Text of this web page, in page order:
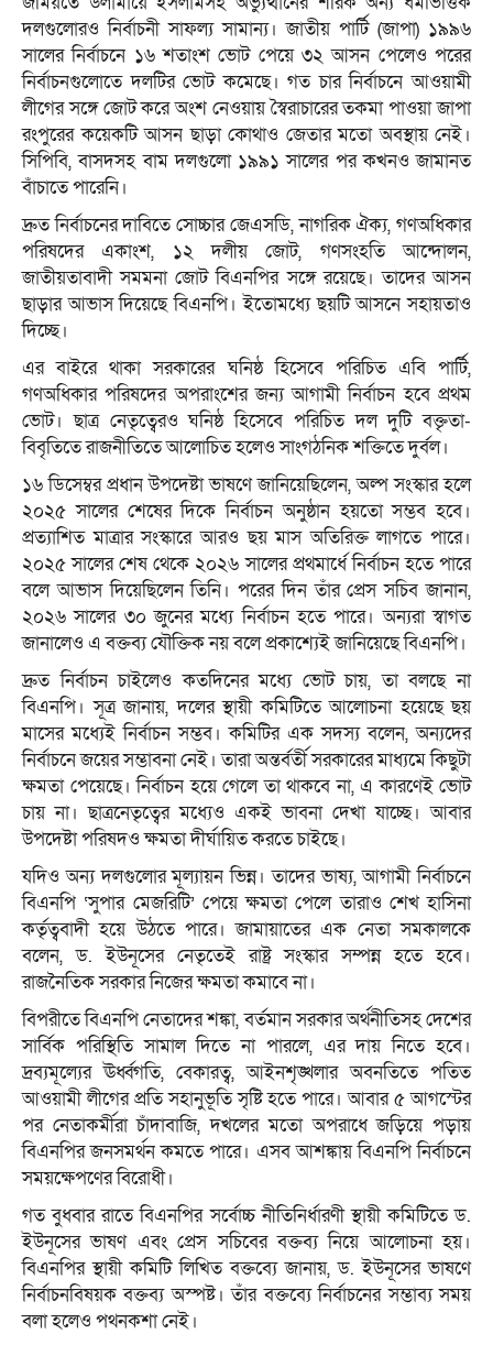
দলগুলোরও নির্বাচনী সাফল্য সামান্য। জাতীয় পার্টি (জাপা) ১৯৯৬
সালের নির্বাচনে ১৬ শতাংশ ভোট পেয়ে ৩২ আসন পেলেও পরের
নির্বাচনগুলোতে দলটির ভোট কমেছে। গত চার নির্বাচনে আওয়ামী
লীগের সঙ্গে জোট করে অংশ নেওয়ায় স্বৈরাচারের তকমা পাওয়া জাপা
রংপুরের কয়েকটি আসন ছাড়া কোথাও জেতার মতো অবস্থায় নেই।
সিপিবি, বাসদসহ বাম দলগুলো ১৯৯১ সালের পর কখনও জামানত
বাঁচাতে পারেনি।
দ্রুত নির্বাচনের দাবিতে সোচ্চার জেএসডি, নাগরিক ঐক্য, গণঅধিকার
পরিষদের একাংশ, ১২ দলীয় জোট, গণসংহতি আন্দোলন,
জাতীয়তাবাদী সমমনা জোট বিএনপির সঙ্গে রয়েছে। তাদের আসন
ছাড়ার আভাস দিয়েছে বিএনপি। ইতোমধ্যে ছয়টি আসনে সহায়তাও
দিচ্ছে।
এর বাইরে থাকা সরকারের ঘনিষ্ঠ হিসেবে পরিচিত এবি পার্টি,
গণঅধিকার পরিষদের অপরাংশের জন্য আগামী নির্বাচন হবে প্রথম
ভোট। ছাত্র নেতৃত্বেরও ঘনিষ্ঠ হিসেবে পরিচিত দল দুটি বক্তৃতা-
বিবৃতিতে রাজনীতিতে আলোচিত হলেও সাংগঠনিক শক্তিতে দুর্বল।
১৬ ডিসেম্বর প্রধান উপদেষ্টা ভাষণে জানিয়েছিলেন, অল্প সংস্কার হলে
২০২৫ সালের শেষের দিকে নির্বাচন অনুষ্ঠান হয়তো সম্ভব হবে।
প্রত্যাশিত মাত্রার সংস্কারে আরও ছয় মাস অতিরিক্ত লাগতে পারে।
২০২৫ সালের শেষ থেকে ২০২৬ সালের প্রথমার্ধে নির্বাচন হতে পারে
বলে আভাস দিয়েছিলেন তিনি। পরের দিন তাঁর প্রেস সচিব জানান,
২০২৬ সালের ৩০ জুনের মধ্যে নির্বাচন হতে পারে। অন্যরা স্বাগত
জানালেও এ বক্তব্য যৌক্তিক নয় বলে প্রকাশ্যেই জানিয়েছে বিএনপি।
দ্রুত নির্বাচন চাইলেও কতদিনের মধ্যে ভোট চায়, তা বলছে না
বিএনপি। সূত্র জানায়, দলের স্থায়ী কমিটিতে আলোচনা হয়েছে ছয়
মাসের মধ্যেই নির্বাচন সম্ভব। কমিটির এক সদস্য বলেন, অন্যদের
নির্বাচনে জয়ের সম্ভাবনা নেই। তারা অন্তর্বর্তী সরকারের মাধ্যমে কিছুটা
ক্ষমতা পেয়েছে। নির্বাচন হয়ে গেলে তা থাকবে না, এ কারণেই ভোট
চায় না। ছাত্রনেতৃত্বের মধ্যেও একই ভাবনা দেখা যাচ্ছে। আবার
উপদেষ্টা পরিষদও ক্ষমতা দীর্ঘায়িত করতে চাইছে।
যদিও অন্য দলগুলোর মূল্যায়ন ভিন্ন। তাদের ভাষ্য, আগামী নির্বাচনে
বিএনপি ‘সুপার মেজরিটি’ পেয়ে ক্ষমতা পেলে তারাও শেখ হাসিনা
কর্তৃত্ববাদী হয়ে উঠতে পারে। জামায়াতের এক নেতা সমকালকে
বলেন, ড. ইউনূসের নেতৃতেই রাষ্ট্র সংস্কার সম্পন্ন হতে হবে।
রাজনৈতিক সরকার নিজের ক্ষমতা কমাবে না।
বিপরীতে বিএনপি নেতাদের শঙ্কা, বর্তমান সরকার অর্থনীতিসহ দেশের
সার্বিক পরিস্থিতি সামাল দিতে না পারলে, এর দায় নিতে হবে।
দ্রব্যমূল্যের ঊর্ধ্বগতি, বেকারত্ব, আইনশৃঙ্খলার অবনতিতে পতিত
আওয়ামী লীগের প্রতি সহানুভূতি সৃষ্টি হতে পারে। আবার ৫ আগস্টের
পর নেতাকর্মীরা চাঁদাবাজি, দখলের মতো অপরাধে জড়িয়ে পড়ায়
বিএনপির জনসমর্থন কমতে পারে। এসব আশঙ্কায় বিএনপি নির্বাচনে
সময়ক্ষেপণের বিরোধী।
গত বুধবার রাতে বিএনপির সর্বোচ্চ নীতিনির্ধারণী স্থায়ী কমিটিতে ড.
ইউনূসের ভাষণ এবং প্রেস সচিবের বক্তব্য নিয়ে আলোচনা হয়।
বিএনপির স্থায়ী কমিটি লিখিত বক্তব্যে জানায়, ড. ইউনূসের ভাষণে
নির্বাচনবিষয়ক বক্তব্য অস্পষ্ট। তাঁর বক্তব্যে নির্বাচনের সম্ভাব্য সময়
বলা হলেও পথনকশা নেই।